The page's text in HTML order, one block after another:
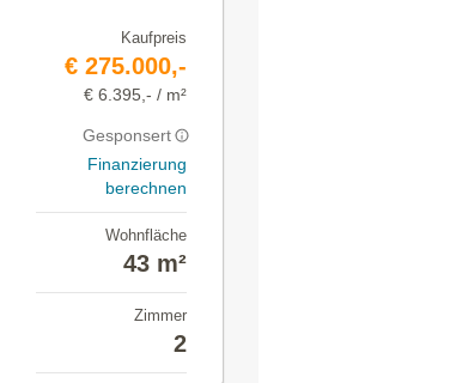
Kaufpreis
€ 275.000,-
€ 6.395,- / m²
Gesponsert
Finanzierung
berechnen
Wohnfläche
43 m²
Zimmer
2